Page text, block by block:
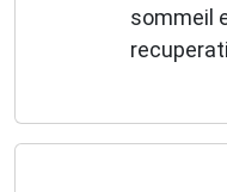
sommeil